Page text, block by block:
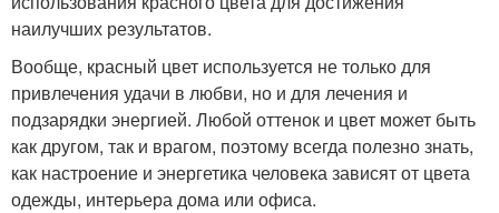
наилучших результатов.
Вообще, красный цвет используется не только для
привлечения удачи в любви, но и для лечения и
подзарядки энергией. Любой оттенок и цвет может быть
как другом, так и врагом, поэтому всегда полезно знать,
как настроение и энергетика человека зависят от цвета
одежды, интерьера дома или офиса.